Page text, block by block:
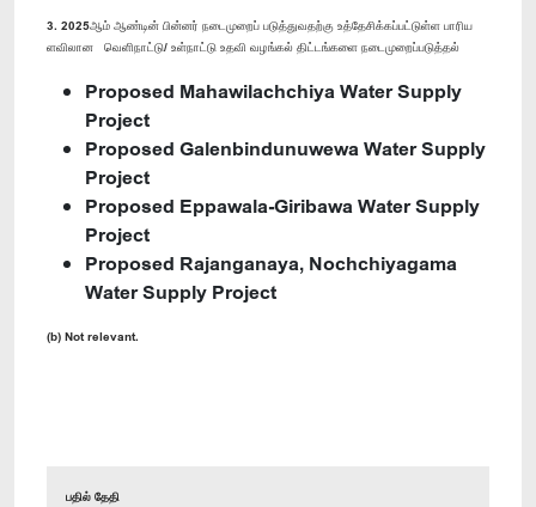
3. 2025ஆம் ஆண்டின் பின்னர் நடைமுறைப் படுத்துவதற்கு உத்தேசிக்கப்பட்டுள்ள பாரிய
ளவிலான வெளிநாட்டு/ உள்நாட்டு உதவி வழங்கல் திட்டங்களை நடைமுறைப்படுத்தல்
Proposed Mahawilachchiya Water Supply
Project
Proposed Galenbindunuwewa Water Supply
Project
Proposed Eppawala-Giribawa Water Supply
Project
Proposed Rajanganaya, Nochchiyagama
Water Supply Project
(b) Not relevant.
பதில் தேதி